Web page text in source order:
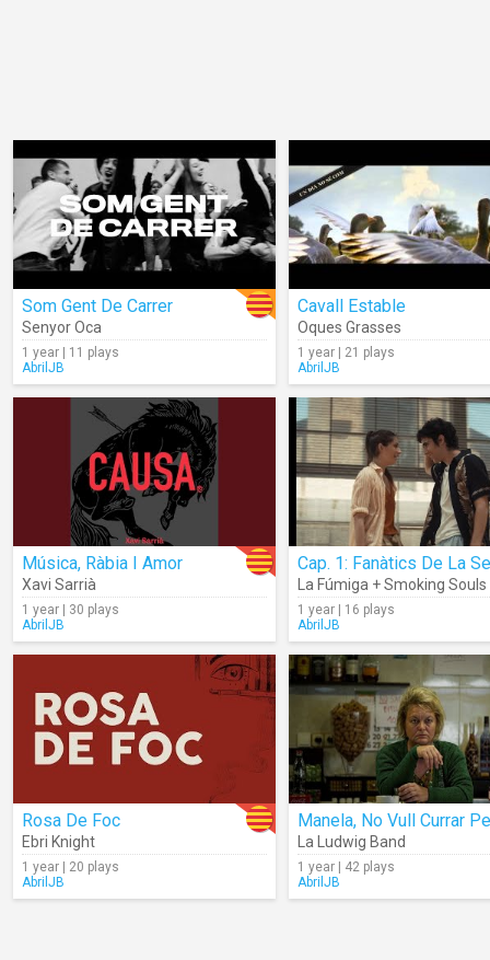
Som Gent De Carrer
Senyor Oca
1 year | 11 plays
AbrilJB
Cavall Estable
Oques Grasses
1 year | 21 plays
AbrilJB
Música, Ràbia I Amor
Xavi Sarrià
1 year | 30 plays
AbrilJB
La Fúmiga + Smoking Souls
1 year | 16 plays
AbrilJB
Rosa De Foc
Ebri Knight
1 year | 20 plays
AbrilJB
La Ludwig Band
1 year | 42 plays
AbrilJB